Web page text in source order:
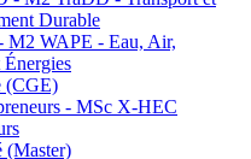
Durable
M2 WAPE - Eau, Air,
(CGE)
- MSc X-HEC
(Master)